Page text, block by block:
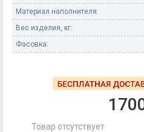
Материал наполнителя:
Вес изделия, кг:
Фасовка:
Товар отсутствует